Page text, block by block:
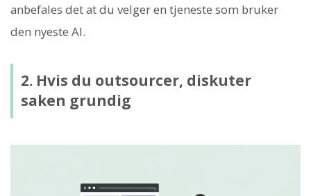
anbefales det at du velger en tjeneste som bruker
den nyeste AI.
2. Hvis du outsourcer, diskuter
saken grundig